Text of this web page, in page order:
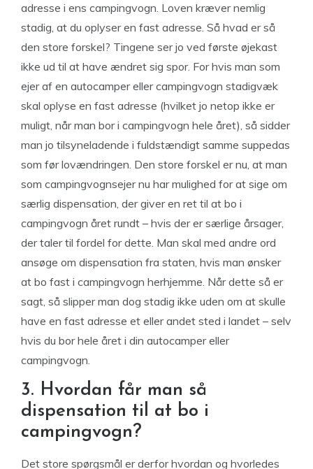
adresse i ens campingvogn. Loven kræver nemlig
stadig, at du oplyser en fast adresse. Så hvad er så
den store forskel? Tingene ser jo ved første øjekast
ikke ud til at have ændret sig spor. For hvis man som
ejer af en autocamper eller campingvogn stadigvæk
skal oplyse en fast adresse (hvilket jo netop ikke er
muligt, når man bor i campingvogn hele året), så sidder
man jo tilsyneladende i fuldstændigt samme suppedas
som før lovændringen. Den store forskel er nu, at man
som campingvognsejer nu har mulighed for at sige om
særlig dispensation, der giver en ret til at bo i
campingvogn året rundt – hvis der er særlige årsager,
der taler til fordel for dette. Man skal med andre ord
ansøge om dispensation fra staten, hvis man ønsker
at bo fast i campingvogn herhjemme. Når dette så er
sagt, så slipper man dog stadig ikke uden om at skulle
have en fast adresse et eller andet sted i landet – selv
hvis du bor hele året i din autocamper eller
campingvogn.
3. Hvordan får man så
dispensation til at bo i
campingvogn?
Det store spørgsmål er derfor hvordan og hvorledes